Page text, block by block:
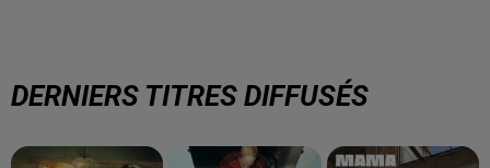
DERNIERS TITRES DIFFUSÉS